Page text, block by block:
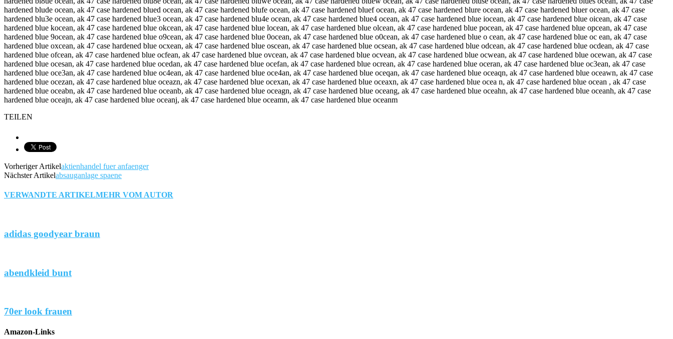
TEILEN
Vorheriger Artikelaktienhandel fuer anfaenger
Nächster Artikelabsauganlage spaene
VERWANDTE ARTIKELMEHR VOM AUTOR
adidas goodyear braun
abendkleid bunt
70er look frauen
Amazon-Links